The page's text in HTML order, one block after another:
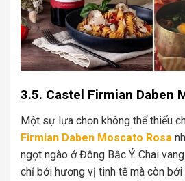
3.5. Castel Firmian Daben
Một sự lựa chọn không thể thiếu
Firmian Daben Moscato Rosa
ngọt ngào ở Đông Bắc Ý. Chai
chỉ bởi hương vị tinh tế mà còn bởi